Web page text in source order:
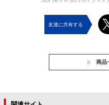
友達に共有する
商品